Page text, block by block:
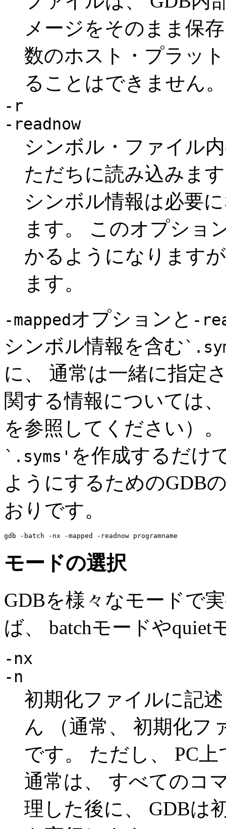
メージをそのまま保
数のホスト・プラッ
ることはできません。
-r
-readnow
シンボル・ファイル
ただちに読み込みま
シンボル情報は必要
ます。 このオプショ
かるようになります
ます。
-mappedオプションと -
シンボル情報を含む
に、 通常は一緒に指定
関する情報については
を参照してください）
`.syms' を作成するだけ
ようにするためのGDB
おりです。
モードの選択
GDBを様々なモードで
ば、 batchモードや
-nx
-n
初期化ファイルに記
ん （通常、 初期化フ
です。 ただし、 PC上
通常は、 すべてのコ
理した後に、 GDBは